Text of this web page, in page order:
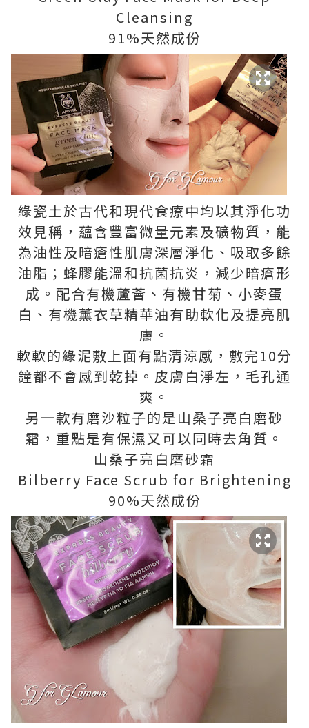
Cleansing
91%天然成份
綠瓷土於古代和現代食療中均以其淨化功
效見稱，蘊含豐富微量元素及礦物質，能
為油性及暗瘡性肌膚深層淨化、吸取多餘
油脂；蜂膠能溫和抗菌抗炎，減少暗瘡形
成。配合有機蘆薈、有機甘菊、小麥蛋
白、有機薰衣草精華油有助軟化及提亮肌
膚。
軟軟的綠泥敷上面有點清涼感，敷完10分
鐘都不會感到乾掉。皮膚白淨左，毛孔通
爽。
另一款有磨沙粒子的是山桑子亮白磨砂
霜，重點是有保濕又可以同時去角質。
山桑子亮白磨砂霜
Bilberry Face Scrub for Brightening
90%天然成份